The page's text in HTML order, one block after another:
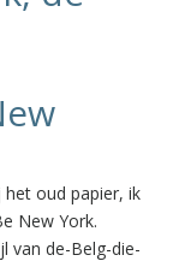
het oud papier, ik
New York.
van de-Belg-die-